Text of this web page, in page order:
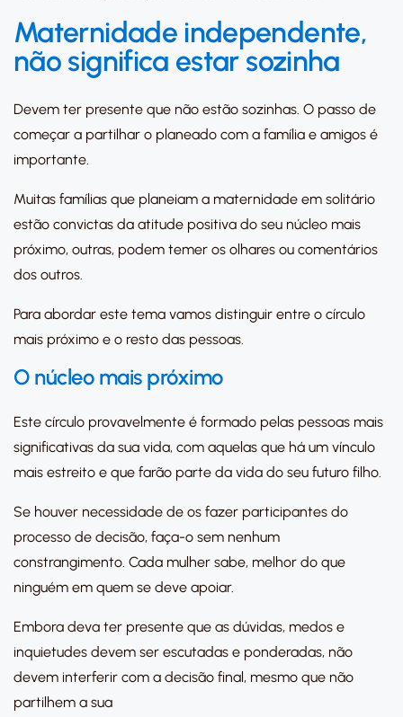
Maternidade independente,
não significa estar sozinha
Devem ter presente que não estão sozinhas. O passo de
começar a partilhar o planeado com a família e amigos é
importante.
Muitas famílias que planeiam a maternidade em solitário
estão convictas da atitude positiva do seu núcleo mais
próximo, outras, podem temer os olhares ou comentários
dos outros.
Para abordar este tema vamos distinguir entre o círculo
mais próximo e o resto das pessoas.
O núcleo mais próximo
Este círculo provavelmente é formado pelas pessoas mais
significativas da sua vida, com aquelas que há um vínculo
mais estreito e que farão parte da vida do seu futuro filho.
Se houver necessidade de os fazer participantes do
processo de decisão, faça-o sem nenhum
constrangimento. Cada mulher sabe, melhor do que
ninguém em quem se deve apoiar.
Embora deva ter presente que as dúvidas, medos e
inquietudes devem ser escutadas e ponderadas, não
devem interferir com a decisão final, mesmo que não
partilhem a sua